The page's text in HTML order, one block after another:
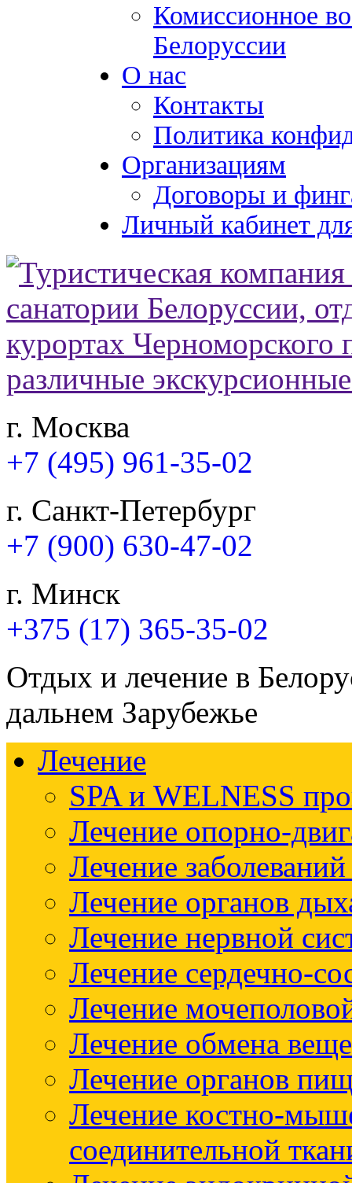
Комиссионное
Белоруссии
О нас
Контакты
Политика
Организациям
Договоры и
Личный кабинет
г. Москва
+7 (495) 961-35-02
г. Санкт-Петербург
+7 (900) 630-47-02
г. Минск
+375 (17) 365-35-02
Отдых и лечение в
дальнем Зарубежье
Лечение
SPA и WELNESS
Лечение опорно-
Лечение
Лечение органов
Лечение нервной
Лечение сердечно-
Лечение
Лечение обмена
Лечение органов
Лечение костно-
соединительной